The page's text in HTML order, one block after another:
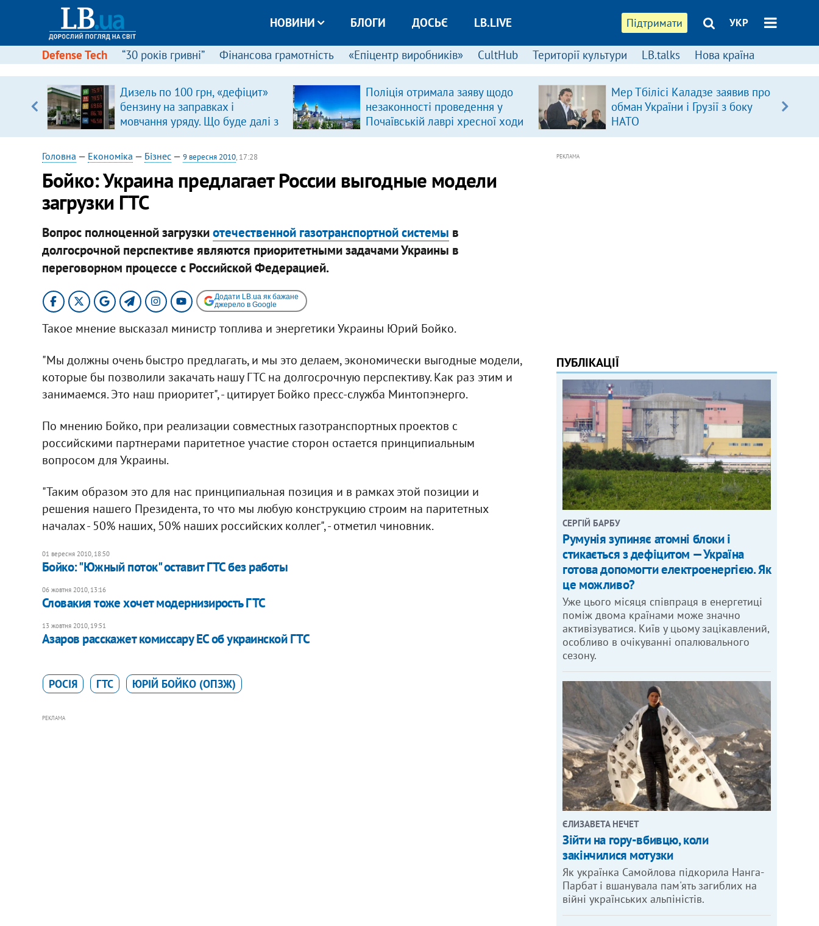
Підтримати УКР
НОВИНИ БЛОГИ ДОСЬЄ LB.LIVE
Defense Tech “30 років гривні” Фінансова грамотність «Епіцентр виробників» CultHub Території культури LB.talks Нова країна
Дизель по 100 грн, «дефіцит»
бензину на заправках і
мовчання уряду. Що буде далі з
цінами на пальне?
Поліція отримала заяву щодо
незаконності проведення у
Почаївській лаврі хресної ходи
Мер Тбілісі Каладзе заявив про
обман України і Грузії з боку
НАТО
Головна — Економіка — Бізнес— 9 вересня 2010, 17:28
Бойко: Украина предлагает России выгодные модели
загрузки ГТС
Вопрос полноценной загрузкиотечественной газотранспортной системы в
долгосрочной перспективе являются приоритетными задачами Украины в
переговорном процессе с Российской Федерацией.
Додати LB.ua як бажане
джерело в Google
Такое мнение высказал министр топлива и энергетики Украины Юрий Бойко.
"Мы должны очень быстро предлагать, и мы это делаем, экономически выгодные модели,
которые бы позволили закачать нашу ГТС на долгосрочную перспективу. Как раз этим и
занимаемся. Это наш приоритет", - цитирует Бойко пресс-служба Минтопэнерго.
По мнению Бойко, при реализации совместных газотранспортных проектов с
российскими партнерами паритетное участие сторон остается принципиальным
вопросом для Украины.
"Таким образом это для нас принципиальная позиция и в рамках этой позиции и
решения нашего Президента, то что мы любую конструкцию строим на паритетных
началах - 50% наших, 50% наших российских коллег", - отметил чиновник.
01 вересня 2010, 18:50
Бойко: "Южный поток" оставит ГТС без работы
06 жовтня 2010, 13:16
Словакия тоже хочет модернизирость ГТС
13 жовтня 2010, 19:51
Азаров расскажет комиссару ЕС об украинской ГТС
РОСІЯ ГТС ЮРІЙ БОЙКО (ОПЗЖ)
РЕКЛАМА
РЕКЛАМА
ПУБЛІКАЦІЇ
СЕРГІЙ БАРБУ
Румунія зупиняє атомні блоки і
стикається з дефіцитом — Україна
готова допомогти електроенергією. Як
це можливо?
Уже цього місяця співпраця в енергетиці
поміж двома країнами може значно
активізуватися. Київ у цьому зацікавлений,
особливо в очікуванні опалювального
сезону.
ЄЛИЗАВЕТА НЕЧЕТ
Зійти на гору-вбивцю, коли
закінчилися мотузки
Як українка Самойлова підкорила Нанга-
Парбат і вшанувала пам'ять загиблих на
війні українських альпіністів.